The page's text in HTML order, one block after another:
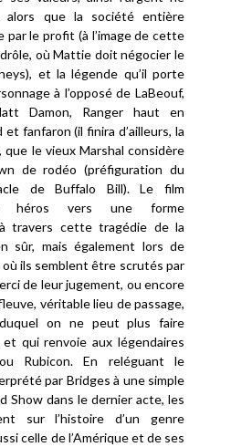
alors que la société entière
par le profit (à l’image de cette
où Mattie doit négocier le
et la légende qu’il porte
à l’opposé de LaBeouf,
Damon, Ranger haut en
et fanfaron (il finira d’ailleurs, la
que le vieux Marshal considère
de rodéo (préfiguration du
de Buffalo Bill). Le film
héros vers une forme
travers cette tragédie de la
sûr, mais également lors de
ils semblent être scrutés par
de leur jugement, ou encore
véritable lieu de passage,
on ne peut plus faire
et qui renvoie aux légendaires
Rubicon. En reléguant le
par Bridges à une simple
Show dans le dernier acte, les
sur l’histoire d’un genre
celle de l’Amérique et de ses